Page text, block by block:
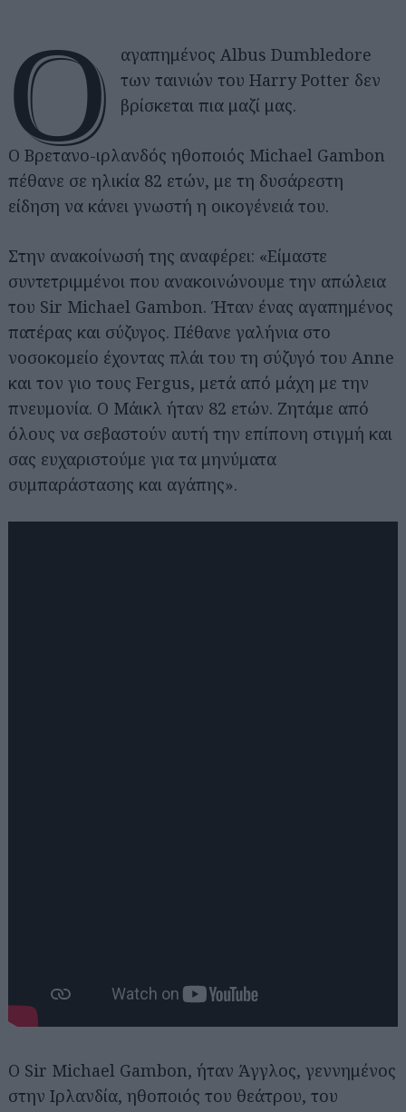
Ο
αγαπημένος Albus Dumbledore
των ταινιών του Harry Potter δεν
βρίσκεται πια μαζί μας.
Ο Βρετανο-ιρλανδός ηθοποιός Michael Gambon
πέθανε σε ηλικία 82 ετών, με τη δυσάρεστη
είδηση να κάνει γνωστή η οικογένειά του.
Στην ανακοίνωσή της αναφέρει: «Είμαστε
συντετριμμένοι που ανακοινώνουμε την απώλεια
του Sir Michael Gambon. Ήταν ένας αγαπημένος
πατέρας και σύζυγος. Πέθανε γαλήνια στο
νοσοκομείο έχοντας πλάι του τη σύζυγό του Anne
και τον γιο τους Fergus, μετά από μάχη με την
πνευμονία. Ο Μάικλ ήταν 82 ετών. Ζητάμε από
όλους να σεβαστούν αυτή την επίπονη στιγμή και
σας ευχαριστούμε για τα μηνύματα
συμπαράστασης και αγάπης».
Ο Sir Michael Gambon, ήταν Άγγλος, γεννημένος
στην Ιρλανδία, ηθοποιός του θεάτρου, του